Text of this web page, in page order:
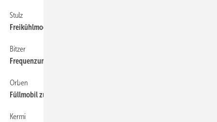
Stulz
Freikühlmodul zum Nachrüsten
Bitzer
Frequenzumrichter mit IP55 und IP66
Orben
Füllmobil zur Heizungswasseraufbereitung
Kermi